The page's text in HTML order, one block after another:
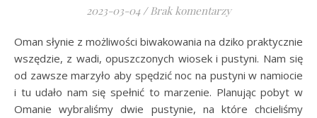
2023-03-04 / Brak komentarzy
Oman słynie z możliwości biwakowania na dziko praktycznie
wszędzie, z wadi, opuszczonych wiosek i pustyni. Nam się
od zawsze marzyło aby spędzić noc na pustyni w namiocie
i tu udało nam się spełnić to marzenie. Planując pobyt w
Omanie wybraliśmy dwie pustynie, na które chcieliśmy